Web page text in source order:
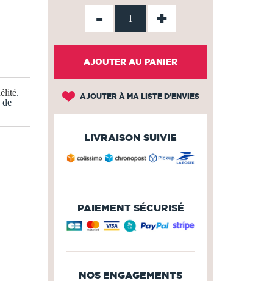
.
de
- +
AJOUTER AU PANIER
AJOUTER À MA LISTE D'ENVIES
LIVRAISON SUIVIE
PAIEMENT SÉCURISÉ
NOS ENGAGEMENTS